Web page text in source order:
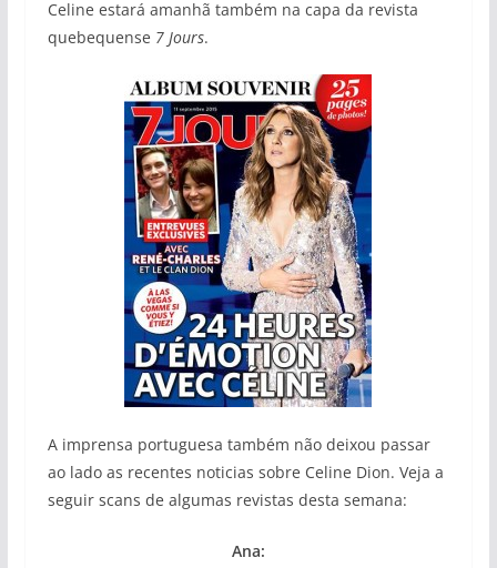
Celine estará amanhã também na capa da revista
quebequense 7 Jours.
A imprensa portuguesa também não deixou passar
ao lado as recentes noticias sobre Celine Dion. Veja a
seguir scans de algumas revistas desta semana:
Ana: